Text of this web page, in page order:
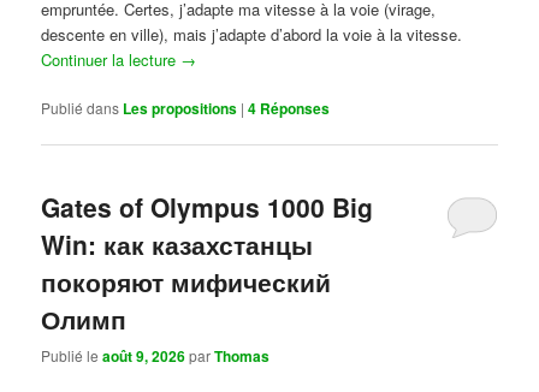
empruntée. Certes, j’adapte ma vitesse à la voie (virage,
descente en ville), mais j’adapte d’abord la voie à la vitesse.
Continuer la lecture →
Publié dans Les propositions |4 Réponses
Gates of Olympus 1000 Big
Win: как казахстанцы
покоряют мифический
Олимп
Publié leaoût 9, 2026parThomas